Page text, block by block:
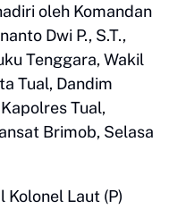
oleh Komandan
Dwi P., S.T.,
Tenggara, Wakil
Tual, Dandim
Tual,
Brimob, Selasa
Kolonel Laut (P)